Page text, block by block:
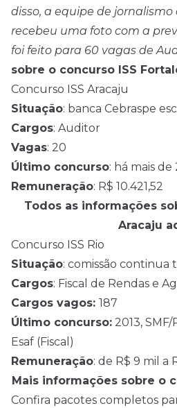
disso, a equipe de jornalismo
recebeu uma foto com a
foi feito para 60 vagas de
sobre o concurso ISS
Concurso ISS Aracaju
Situação: banca Cebraspe
Cargos: Auditor
Vagas: 20
Último concurso: há mais de
Remuneração: R$ 10.421,52
Todos as informações
Aracaju
Concurso ISS Rio
Situação: comissão continua
Cargos: Fiscal de Rendas e
Cargos vagos: 187
Último concurso: 2013,
Esaf (Fiscal)
Remuneração: de R$ 9 mil a
Mais informações sobre o
Confira pacotes completos